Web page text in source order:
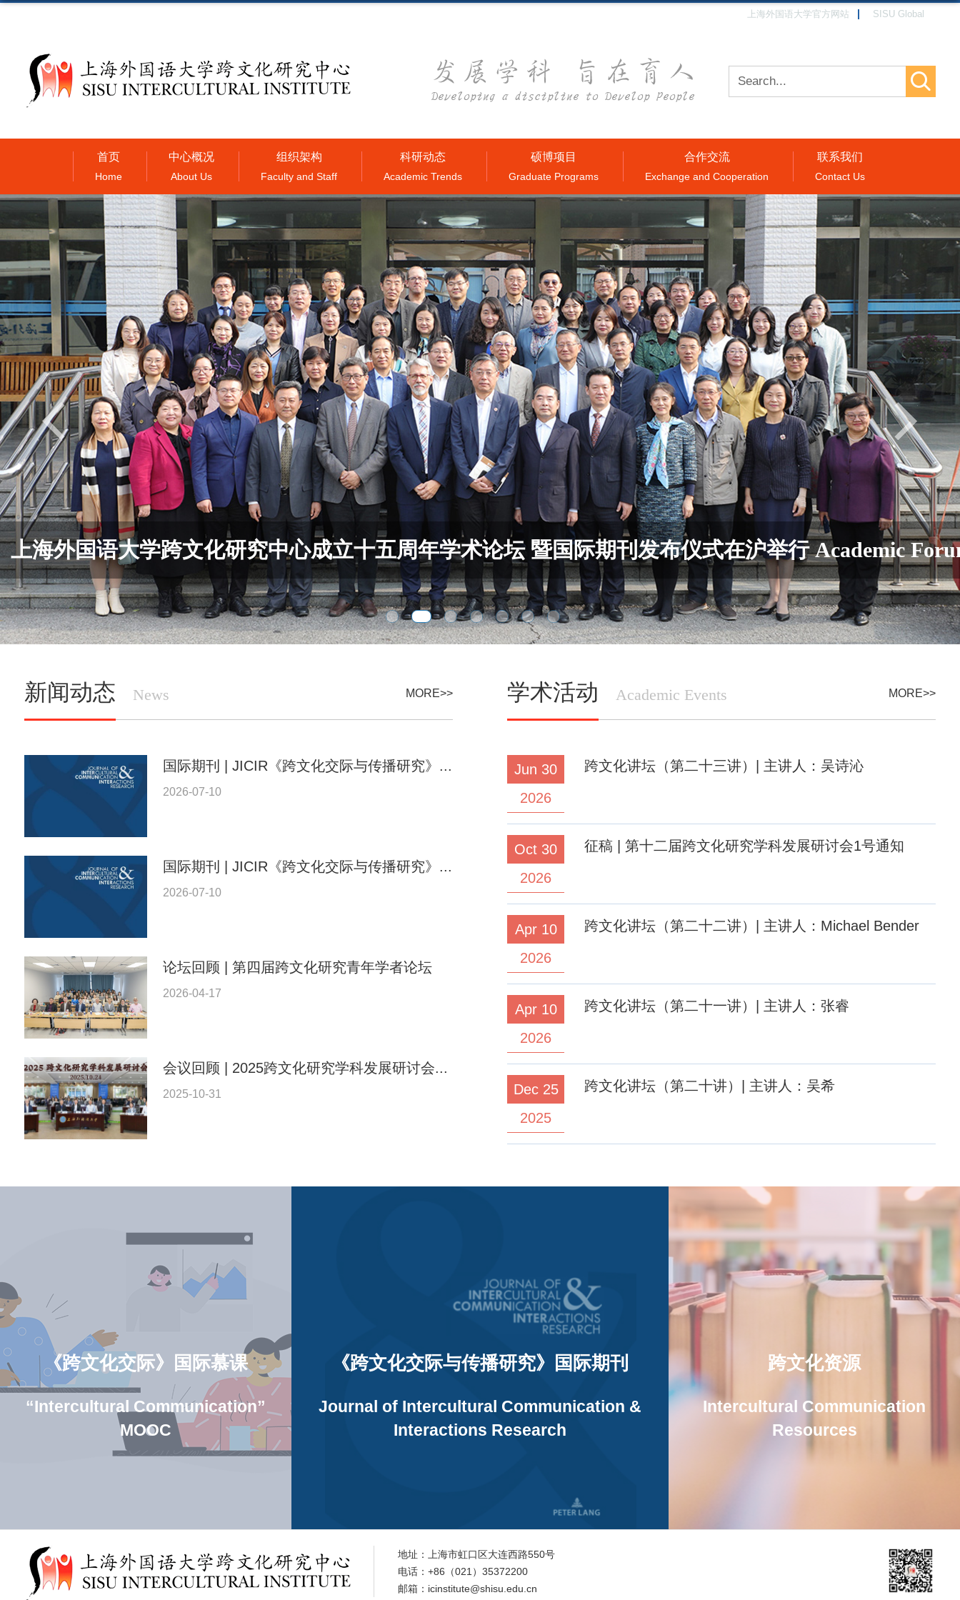
上海外国语大学官方网站 SISU Global
首页
Home
中心概况
About Us
组织架构
Faculty and Staff
科研动态
Academic Trends
硕博项目
Graduate Programs
合作交流
Exchange and Cooperation
联系我们
Contact Us
上海外国语大学跨文化研究中心成立十五周年学术论坛 暨国际期刊发布仪式在沪举行 Academic
新闻动态 News MORE>>
国际期刊 | JICIR《跨文化交际与传播研究》...
2026-07-10
国际期刊 | JICIR《跨文化交际与传播研究》...
2026-07-10
论坛回顾 | 第四届跨文化研究青年学者论坛
2026-04-17
会议回顾 | 2025跨文化研究学科发展研讨会...
2025-10-31
学术活动 Academic Events MORE>>
Jun 30
2026
跨文化讲坛（第二十三讲）| 主讲人：吴诗沁
Oct 30
2026
征稿 | 第十二届跨文化研究学科发展研讨会1号通知
Apr 10
2026
跨文化讲坛（第二十二讲）| 主讲人：Michael Bender
Apr 10
2026
跨文化讲坛（第二十一讲）| 主讲人：张睿
Dec 25
2025
跨文化讲坛（第二十讲）| 主讲人：吴希
《跨文化交际》国际慕课
“Intercultural Communication”
MOOC
《跨文化交际与传播研究》国际期刊
Journal of Intercultural Communication &
Interactions Research
跨文化资源
Intercultural Communication
Resources
地址：上海市虹口区大连西路550号
电话：+86（021）35372200
邮箱：icinstitute@shisu.edu.cn